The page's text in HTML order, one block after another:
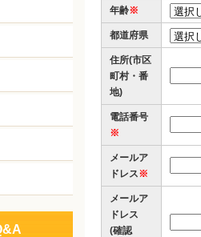
年齢※
都道府県
住所(市区
町村・番
地)
電話番号
※
メールア
ドレス※
メールア
ドレス
(確認